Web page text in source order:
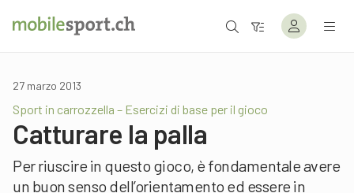
27 marzo 2013
Sport in carrozzella – Esercizi di base per il gioco
Catturare la palla
Per riuscire in questo gioco, è fondamentale avere
un buon senso dell’orientamento ed essere in